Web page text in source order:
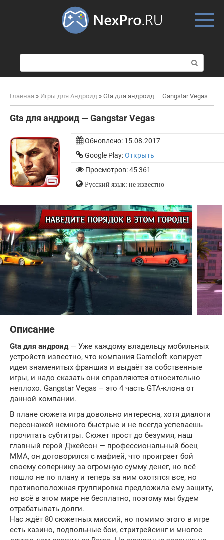
о
и
к
Главная » Игры для Андроид » Gta для андроид — Gangstar Vegas
Gta для андроид — Gangstar Vegas
Обновлено: 15.08.2017
Google Play:Открыть
Просмотров: 45 361
Русский язык: не известно
Описание
Gta для андроид— Уже каждому владельцу мобильных
устройств известно, что компания Gameloft копирует
идеи знаменитых франшиз и выдаёт за собственные
игры, и надо сказать они справляются относительно
неплохо. Gangstar Vegas – это 4 часть GTA-клона от
данной компании.
В плане сюжета игра довольно интересна, хотя диалоги
персонажей немного быстрые и не всегда успеваешь
прочитать субтитры. Сюжет прост до безумия, наш
главный герой Джейсон — профессиональный боец
MMA, он договорился с мафией, что проиграет бой
своему сопернику за огромную сумму денег, но всё
пошло не по плану и теперь за ним охотятся все, но
противоположная группировка предложила ему защиту,
но всё в этом мире не бесплатно, поэтому мы будем
отрабатывать долги.
Нас ждёт 80 сюжетных миссий, но помимо этого в игре
есть казино, подпольные бои, стритрейсинг и многое